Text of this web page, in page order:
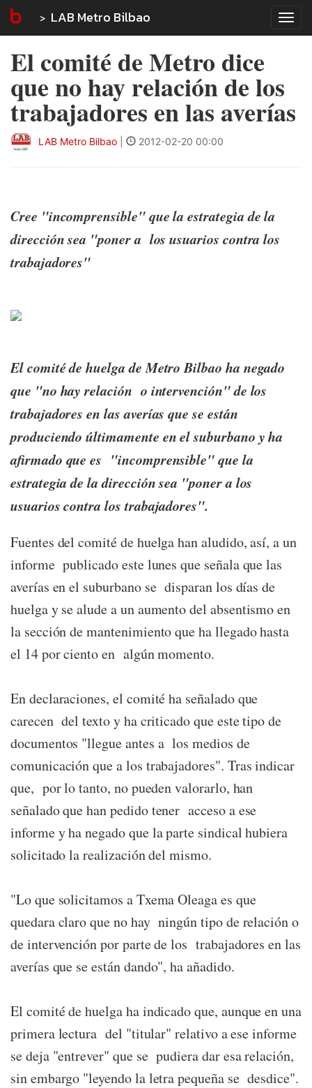
LAB Metro Bilbao
El comité de Metro dice
que no hay relación de los
trabajadores en las averías
LAB Metro Bilbao 2012-02-20 00:00
Cree "incomprensible" que la estrategia de la
dirección sea "poner a los usuarios contra los
trabajadores"
El comité de huelga de Metro Bilbao ha negado
que "no hay relación o intervención" de los
trabajadores en las averías que se están
produciendo últimamente en el suburbano y ha
afirmado que es "incomprensible" que la
estrategia de la dirección sea "poner a los
usuarios contra los trabajadores".
Fuentes del comité de huelga han aludido, así, a un
informe publicado este lunes que señala que las
averías en el suburbano se disparan los días de
huelga y se alude a un aumento del absentismo en
la sección de mantenimiento que ha llegado hasta
el 14 por ciento en algún momento.
En declaraciones, el comité ha señalado que
carecen del texto y ha criticado que este tipo de
documentos "llegue antes a los medios de
comunicación que a los trabajadores". Tras indicar
que, por lo tanto, no pueden valorarlo, han
señalado que han pedido tener acceso a ese
informe y ha negado que la parte sindical hubiera
solicitado la realización del mismo.
"Lo que solicitamos a Txema Oleaga es que
quedara claro que no hay ningún tipo de relación o
de intervención por parte de los trabajadores en las
averías que se están dando", ha añadido.
El comité de huelga ha indicado que, aunque en una
primera lectura del "titular" relativo a ese informe
se deja "entrever" que se pudiera dar esa relación,
sin embargo "leyendo la letra pequeña se desdice".